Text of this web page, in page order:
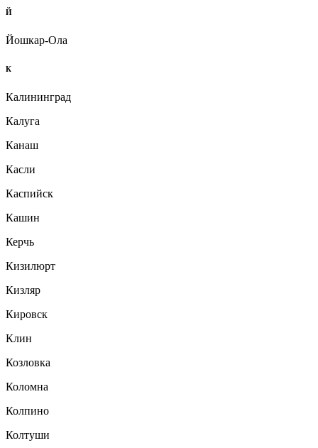
Й
Йошкар-Ола
К
Калининград
Калуга
Канаш
Касли
Каспийск
Кашин
Керчь
Кизилюрт
Кизляр
Кировск
Клин
Козловка
Коломна
Колпино
Колтуши